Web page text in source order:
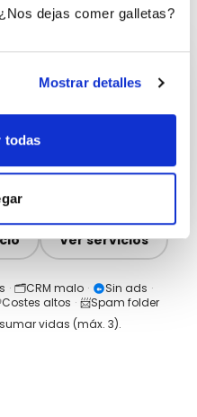
dejas comer galletas?
Mostrar detalles
todas
Ver servicios
· 🗂️CRM malo · Sin ads ·
Costes altos · 📨Spam folder
vidas (máx. 3).